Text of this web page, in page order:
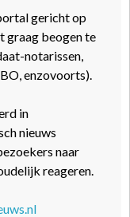
gericht op
graag beogen te
notarissen,
enzovoorts).
in
nieuws
naar
reageren.